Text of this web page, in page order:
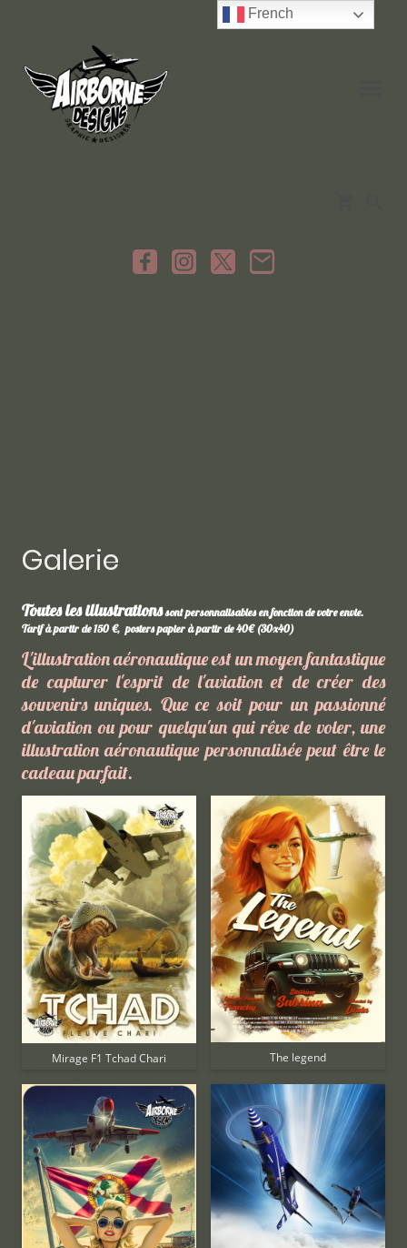
Galerie
Toutes les illustrationssont personnalisables en fonction de votre envie.
Tarif à partir de 150 €, posters papier à partir de 40€ (30x40)
L'illustration aéronautique est un moyen fantastique
de capturer l'esprit de l'aviation et de créer des
souvenirs uniques. Que ce soit pour un passionné
d'aviation ou pour quelqu'un qui rêve de voler, une
illustration aéronautique personnalisée peut être le
cadeau parfait.
Mirage F1 Tchad Chari The legend
French